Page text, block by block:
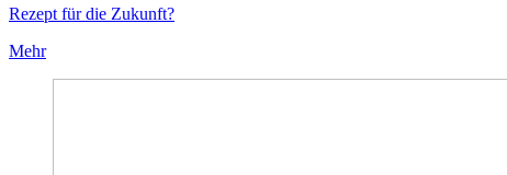
Rezept für die Zukunft?
Mehr